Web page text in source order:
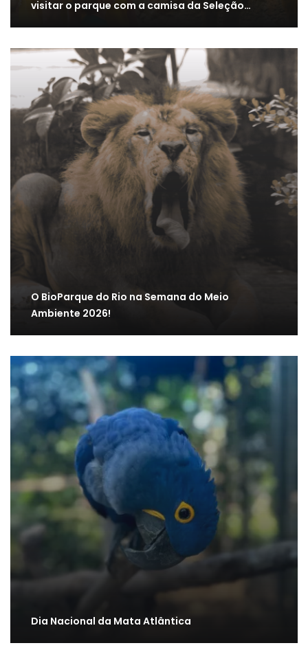
visitar o parque com a camisa da Seleção…
O BioParque do Rio na Semana do Meio
Ambiente 2026!
Dia Nacional da Mata Atlântica